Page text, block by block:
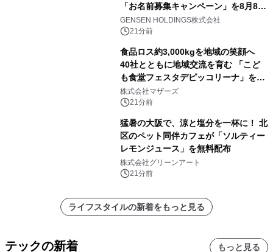
「お名前募集キャンペーン」を8月8日
(土)より開催
GENSEN HOLDINGS株式会社
21分前
食品ロス約3,000kgを地域の笑顔へ
40社とともに地域交流を育む 「こど
も食堂フェスタデピッコリーナ」を9
月5日(土)開催
株式会社マザーズ
21分前
猛暑の大阪で、涼と塩分を一杯に！ 北
区のペット同伴カフェが「ソルティー
レモンジュース」を無料配布
株式会社グリーンアート
21分前
ライフスタイルの新着をもっと見る
テックの新着 もっと見る